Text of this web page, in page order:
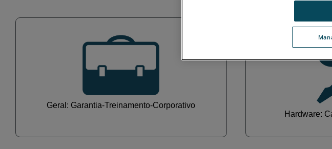
Geral: Garantia-Treinamento-Corporativo
Hardware: